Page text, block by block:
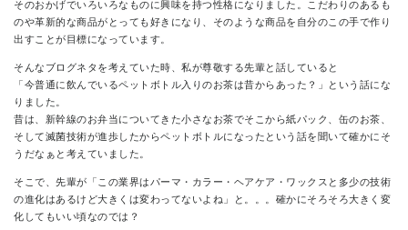
そのおかげでいろいろなものに興味を持つ性格になりました。こだわりのあるも
のや革新的な商品がとっても好きになり、そのような商品を自分のこの手で作り
出すことが目標になっています。
そんなブログネタを考えていた時、私が尊敬する先輩と話していると
「今普通に飲んでいるペットボトル入りのお茶は昔からあった？」という話にな
りました。
昔は、新幹線のお弁当についてきた小さなお茶でそこから紙パック、缶のお茶、
そして滅菌技術が進歩したからペットボトルになったという話を聞いて確かにそ
うだなぁと考えていました。
そこで、先輩が「この業界はパーマ・カラー・ヘアケア・ワックスと多少の技術
の進化はあるけど大きくは変わってないよね」と。。。確かにそろそろ大きく変
化してもいい頃なのでは？